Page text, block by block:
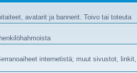
avatarit ja bannerit. Toivo tai toteuta
internetistä; muut sivustot,